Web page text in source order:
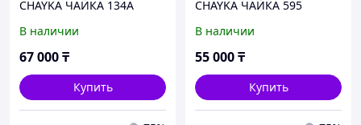
CHAYKA ЧАЙКА 134А
В наличии
67 000₸
Купить
CHAYKA ЧАЙКА 595
В наличии
55 000₸
Купить